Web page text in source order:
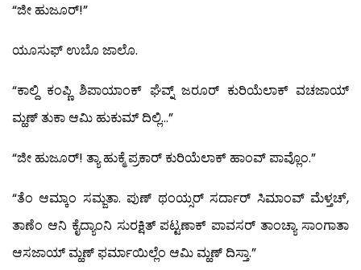
“ಜೀ ಹುಜೂರ್!”
ಯೂಸುಫ್ ಉಬೊ ಜಾಲೊ.
“ಕಾಲ್ದಿ ಕಂಪ್ಣಿ ಶಿಪಾಯಾಂಕ್ ಘೆವ್ನ್ ಜರೂರ್ ಕುರಿಯೆಲಾಕ್ ವಚಜಾಯ್
ಮ್ಹಣ್ ತುಕಾ ಆಮಿ ಹುಕುಮ್ ದಿಲ್ಲಿ…”
“ಜೀ ಹುಜೂರ್! ತ್ಯಾ ಹುಕ್ಮೆ ಪ್ರಕಾರ್ ಕುರಿಯೆಲಾಕ್ ಹಾಂವ್ ಪಾವ್ಲೊಂ.”
“ತೆಂ ಆಮ್ಕಾಂ ಸಮ್ಜತಾ. ಪುಣ್ ಥಂಯ್ಸರ್ ಸರ್ದಾರ್ ಸಿಮಾಂವ್ ಮೆಳ್ತಚ್,
ತಾಣೆಂ ಆನಿ ಕೈದ್ಯಾಂನಿ ಸುರಕ್ಷಿತ್ ಪಟ್ಟಣಾಕ್ ಪಾವಸರ್ ತಾಂಚ್ಯಾ ಸಾಂಗಾತಾ
ಆಸಜಾಯ್ ಮ್ಹಣ್ ಫರ್ಮಾಯಿಲ್ಲೆಂ ಆಮಿ ಮ್ಹಣ್ ದಿಸ್ತಾ.”